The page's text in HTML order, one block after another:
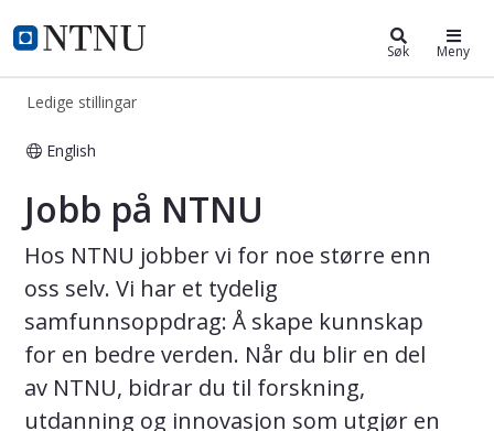
NTNU Hjemmeside
ntnu.no Søk Meny
Ledige stillingar
English
Ledige stillinger - Alle
Jobb på NTNU
Hos NTNU jobber vi for noe større enn
oss selv. Vi har et tydelig
samfunnsoppdrag: Å skape kunnskap
for en bedre verden. Når du blir en del
av NTNU, bidrar du til forskning,
utdanning og innovasjon som utgjør en